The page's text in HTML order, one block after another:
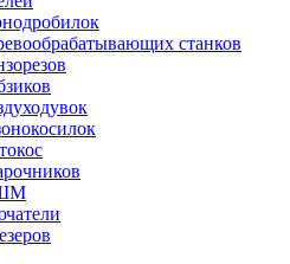
станков